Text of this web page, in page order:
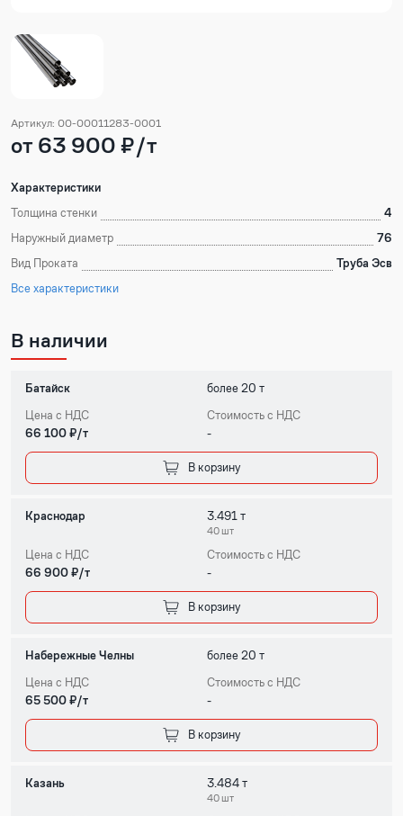
Артикул: 00-00011283-0001
от 63 900 ₽/т
Характеристики
Толщина стенки
4
Наружный диаметр
76
Вид Проката
Труба Эсв
Все характеристики
В наличии
Батайск
более 20 т
Цена с НДС
66 100 ₽/т
Стоимость с НДС
-
В корзину
Краснодар 3.491 т
40 шт
Цена с НДС
66 900 ₽/т
Стоимость с НДС
-
В корзину
Набережные Челны
более 20 т
Цена с НДС
65 500 ₽/т
Стоимость с НДС
-
В корзину
Казань 3.484 т
40 шт